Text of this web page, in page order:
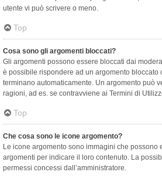
utente vi può scrivere o meno.
Top
Cosa sono gli argomenti bloccati?
Gli argomenti possono essere bloccati dai
è possibile rispondere ad un argomento bloccato
terminano automaticamente. Un argomento può
ragioni, ad es. se contravviene ai Termini di
Top
Che cosa sono le icone argomento?
Le icone argomento sono immagini che possono
argomenti per indicare il loro contenuto. La
permessi concessi dall’amministratore.